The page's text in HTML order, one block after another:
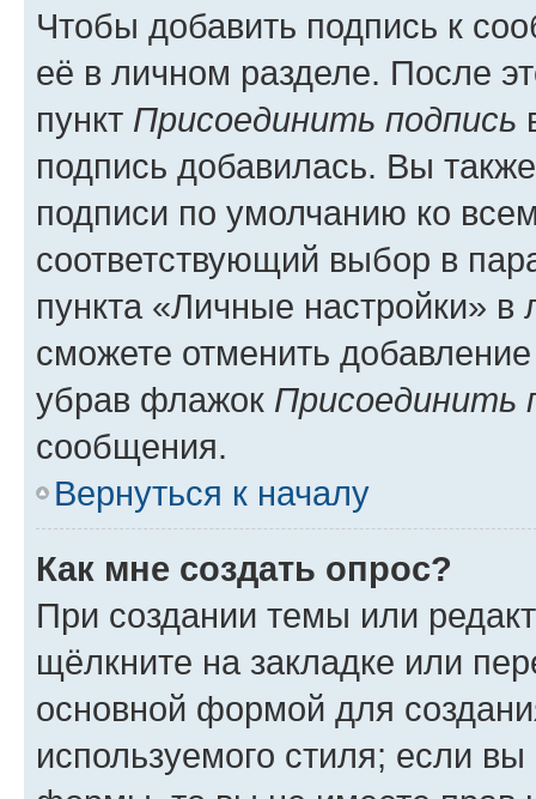
Чтобы добавить подпись к
её в личном разделе. После
пункт Присоединить подпись
подпись добавилась. Вы
подписи по умолчанию ко
соответствующий выбор в
пункта «Личные настройки»
сможете отменить
убрав флажок Присоединить
сообщения.
Вернуться к началу
Как мне создать опрос?
При создании темы или
щёлкните на закладке или
основной формой для
используемого стиля; если